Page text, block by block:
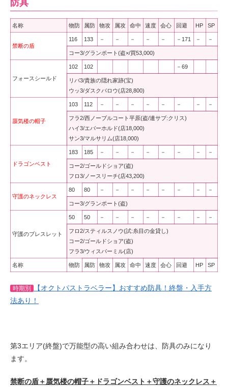
防具
名称 物防 属防 物攻 属攻 命中 速度 会心 回避 HP SP
禁断の盾
116 133 － － － － － －171 － －
コー3/グランポート(盗×/買53,000)
フォースシールド
102 102 －69
リバ3/貴族の隠れ家跡(宝)
ウッ3/ダスクバロウ(店28,800)
蜃気楼の帽子
103 112 － － － － － － － －
フラ2/西ノーブルコート平原(盗/連サブ:クリス)
ハイ3/エバーホルド(店18,000)
サン3/マルサリム(店18,000)
ドラゴンベスト
183 185 － － － － － － － －
コー2/ゴールドショア(盗)
フロ3/ノースリーチ(店43,200)
守護のネックレス
80 80 － － － － － － － －
コー3/グランポート(盗)
守護のブレスレット
50 50 － － － － － － － －
フロ2/スティルスノウ(試:糸目の金貸し)
コー2/ゴールドショア(盗)
フラ3/ウィスパーミル(店)
名称 物防 属防 物攻 属攻 命中 速度 会心 回避 HP SP
時期別
【オクトパストラベラー】おすすめ防具！終盤・入手方
法あり！
第3エリア(終盤)で万能型の高い組み合わせは、防具のみになり
ます。
禁断の盾＋蜃気楼の帽子＋ドラゴンベスト＋守護のネックレス＋